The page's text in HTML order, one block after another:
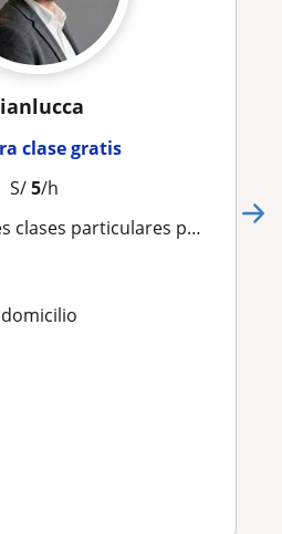
clase gratis
S/5/h
para niños de todas las edades